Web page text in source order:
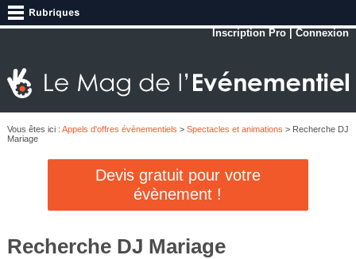
Inscription Pro |Connexion
Vous êtes ici : Appels d'offres évènementiels > Spectacles et animations > Recherche DJ
Mariage
Devis gratuit pour votre
évènement !
Recherche DJ Mariage